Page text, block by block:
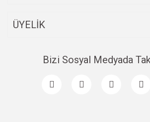
ÜYELİK
Bizi Sosyal Medyada